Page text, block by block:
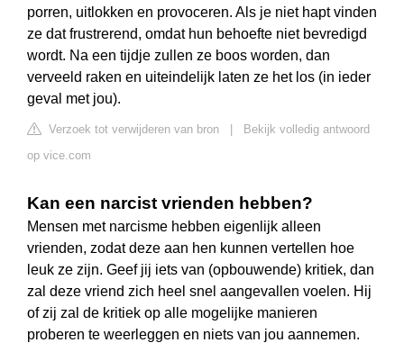
porren, uitlokken en provoceren. Als je niet hapt vinden
ze dat frustrerend, omdat hun behoefte niet bevredigd
wordt. Na een tijdje zullen ze boos worden, dan
verveeld raken en uiteindelijk laten ze het los (in ieder
geval met jou).
Verzoek tot verwijderen van bron
Bekijk volledig antwoord
op vice.com
Kan een narcist vrienden hebben?
Mensen met narcisme hebben eigenlijk alleen
vrienden, zodat deze aan hen kunnen vertellen hoe
leuk ze zijn. Geef jij iets van (opbouwende) kritiek, dan
zal deze vriend zich heel snel aangevallen voelen. Hij
of zij zal de kritiek op alle mogelijke manieren
proberen te weerleggen en niets van jou aannemen.